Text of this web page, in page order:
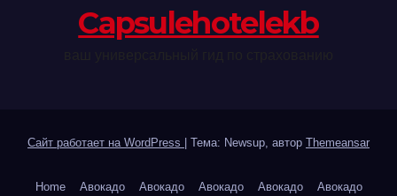
Сapsulehotelekb
Сайт работает на WordPress Тема: Newsup, автор Themeansar
Home Авокадо Авокадо Авокадо Авокадо Авокадо